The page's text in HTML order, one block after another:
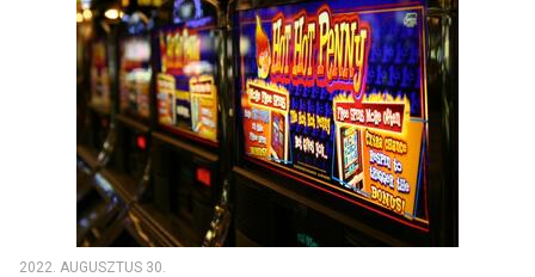
2022. AUGUSZTUS 30.